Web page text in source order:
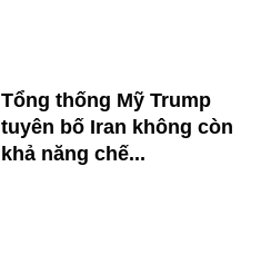
Tổng thống Mỹ Trump
tuyên bố Iran không còn
khả năng chế...